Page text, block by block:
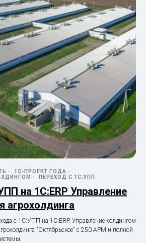
1С-ПРОЕКТ ГОДА
ПЕРЕХОД С 1С:УПП
на 1С:ERP Управление
агрохолдинга
с 1С:УПП на 1С:ERP. Управление холдингом
"Октябрьское" с 250 АРМ и полной